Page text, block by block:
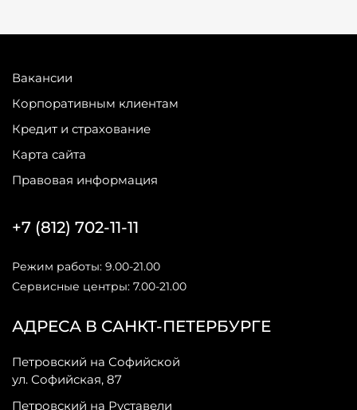
Вакансии
Корпоративным клиентам
Кредит и страхование
Карта сайта
Правовая информация
АДРЕСА В САНКТ-ПЕТЕРБУРГЕ
Петровский на Софийской
ул. Софийская, 87
Петровский на Руставели
+7 (812) 702-11-11
Режим работы: 9.00-21.00
Сервисные центры: 7.00-21.00